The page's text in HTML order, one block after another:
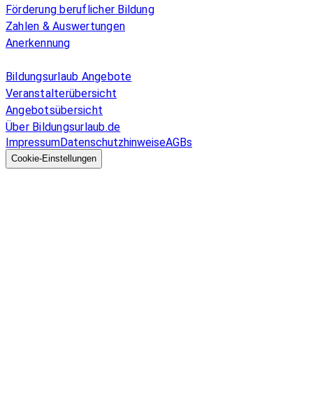
Förderung beruflicher Bildung
Zahlen & Auswertungen
Anerkennung
Bildungsurlaub Angebote
Veranstalterübersicht
Angebotsübersicht
Über Bildungsurlaub.de
ImpressumDatenschutzhinweiseAGBs
Cookie-Einstellungen